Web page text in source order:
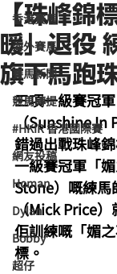
香港賽馬
海外賽馬
賽馬新聞
競馬磚提
#HKIR 香港國際賽
網友投稿
Homan
Dylan
Bobby
超仔
【珠峰錦
暖」退役
旗下馬跑
三項一級賽冠軍
（Sunshine In
錯過出戰珠峰
一級賽冠軍「
Stone）嘅練馬
（Mick Price）
佢訓練嘅「媚
標。